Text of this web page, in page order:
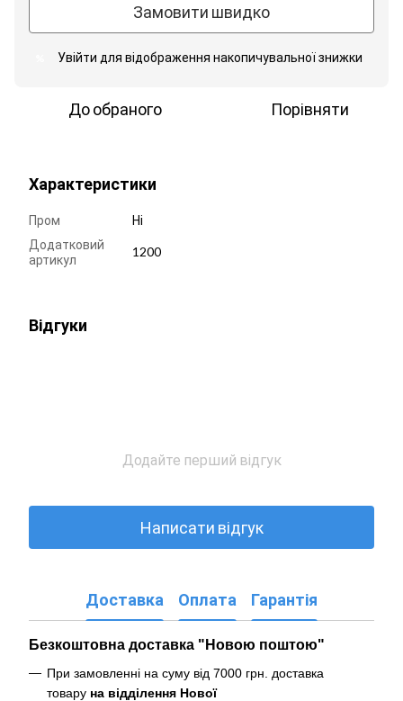
Замовити швидко
Увійти для відображення накопичувальної знижки
До обраного Порівняти
Характеристики
Пром
Ні
Додатковий
артикул
1200
Відгуки
Додайте перший відгук
Написати відгук
Доставка Оплата Гарантія
Безкоштовна доставка "Новою поштою"
При замовленні на суму від 7000 грн. доставка
товару на відділення Нової